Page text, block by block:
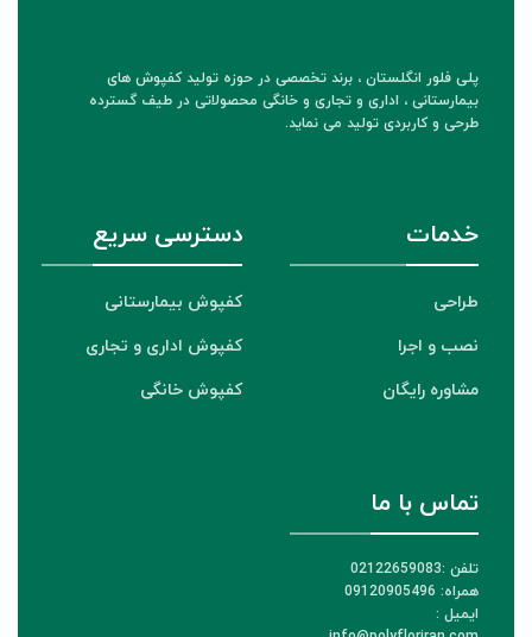
پلی فلور انگلستان ، برند تخصصی در حوزه تولید کفپوش های
بیمارستانی ، اداری و تجاری و خانگی محصولاتی در طیف گسترده
طرحی و کاربردی تولید می نماید.
خدمات
طراحی
نصب و اجرا
مشاوره رایگان
دسترسی سریع
کفپوش بیمارستانی
کفپوش اداری و تجاری
کفپوش خانگی
تماس با ما
تلفن :02122659083
همراه: 09120905496
ایمیل :